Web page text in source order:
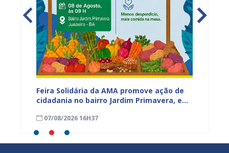
Feira Solidária da AMA promove ação de
cidadania no bairro Jardim Primavera, em
07/08/2026 16H37